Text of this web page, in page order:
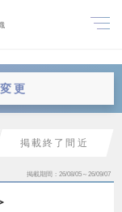
更
掲載終了間近
掲載期間 26/08/05～26/09/07